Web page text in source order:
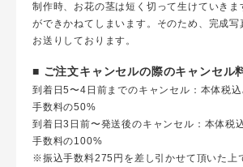
制作時、お花の茎は短く切って生けていきま
ができかねてしまいます。そのため、完成写
お送りしております。
■ ご注文キャンセルの際のキャンセル
到着日5〜4日前までのキャンセル：本体税
手数料の50%
到着日3日前〜発送後のキャンセル：本体税
手数料の100%
※振込手数料275円を差し引かせて頂いた上